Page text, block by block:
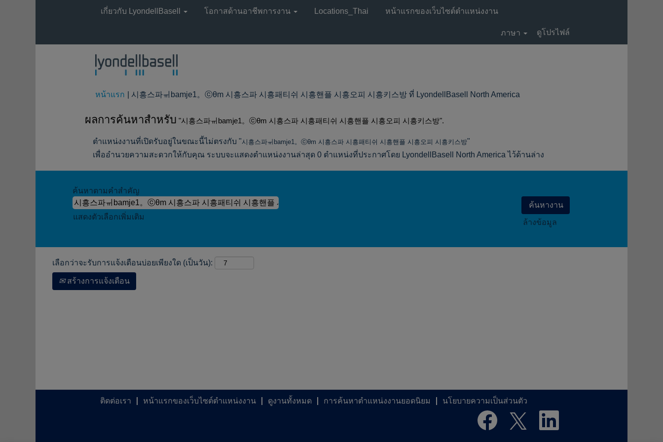
เกี่ยวกับ LyondellBasell โอกาสด้านอาชีพการงาน Locations_Thai หน้าแรกของเว็บไซต์ตำแหน่งงาน
ภาษา ดูโปรไฟล์
หน้าแรก 시흥스파ㆌbamje1。ⓒθm 시흥스파 시흥패티쉬 시흥핸플 시흥오피 시흥키스방 ที่ LyondellBasell North America
ผลการค้นหาสำหรับ "시흥스파ㆌbamje1。ⓒθm 시흥스파 시흥패티쉬 시흥핸플 시흥오피 시흥키스방".
ตำแหน่งงานที่เปิดรับอยู่ในขณะนี้ไม่ตรงกับ "시흥스파ㆌbamje1。ⓒθm 시흥스파 시흥패티쉬 시흥핸플 시흥오피 시흥키스방"
เพื่ออำนวยความสะดวกให้กับคุณ ระบบจะแสดงตำแหน่งงานล่าสุด 0 ตำแหน่งที่ประกาศโดย LyondellBasell North America ไว้ด้านล่าง
ค้นหาตามคำสำคัญ
แสดงตัวเลือกเพิ่มเติม
ล้างข้อมูล
เลือกว่าจะรับการแจ้งเตือนบ่อยเพียงใด (เป็นวัน):
สร้างการแจ้งเตือน
ติดต่อเรา หน้าแรกของเว็บไซต์ตำแหน่งงาน ดูงานทั้งหมด การค้นหาตำแหน่งงานยอดนิยม
นโยบายความเป็นส่วนตัว
ปิ
ด
เ
ปิ
ด
ด